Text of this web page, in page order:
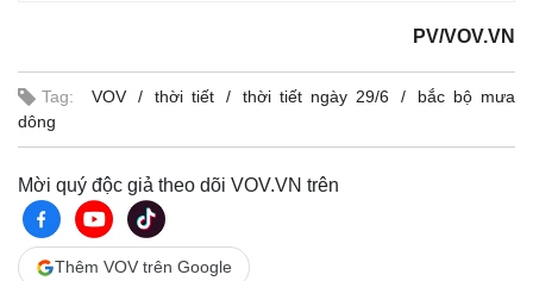
Tỷ giá
Chứng khoán
PV/VOV.VN
Tag: VOV thời tiết thời tiết ngày 29/6
bắc bộ mưa
dông
Mời quý độc giả theo dõi VOV.VN trên
Thêm VOV trên Google